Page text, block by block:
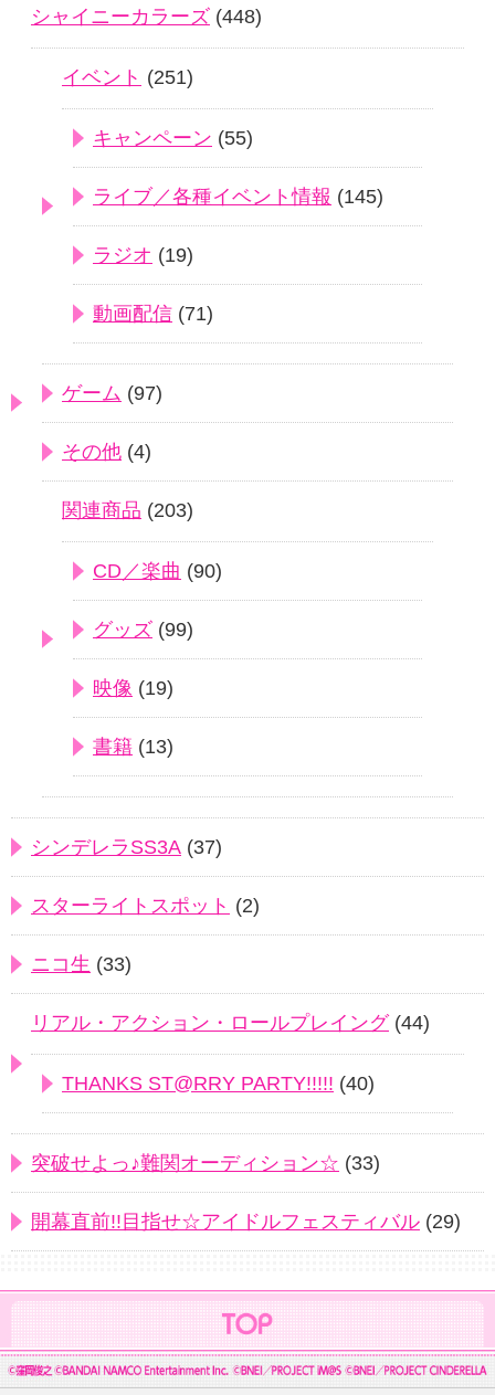
シャイニーカラーズ (448)
イベント (251)
キャンペーン (55)
ライブ／各種イベント情報 (145)
ラジオ (19)
動画配信 (71)
ゲーム (97)
その他 (4)
関連商品 (203)
CD／楽曲 (90)
グッズ (99)
映像 (19)
書籍 (13)
シンデレラSS3A (37)
スターライトスポット (2)
ニコ生 (33)
リアル・アクション・ロールプレイング(44)
THANKS ST@RRY PARTY!!!!! (40)
突破せよっ♪難関オーディション☆ (33)
開幕直前!!目指せ☆アイドルフェスティバル (29)